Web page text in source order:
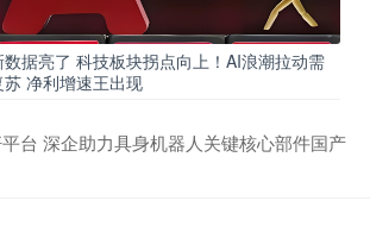
据亮了 科技板块拐点向上！AI浪潮拉动需
净利增速王出现
台 深企助力具身机器人关键核心部件国产